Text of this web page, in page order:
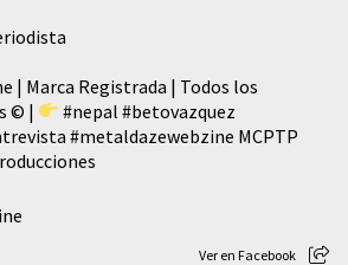
| Marca Registrada | Todos los
© |
#nepal #betovazquez
#metaldazewebzine MCPTP
Ver en Facebook